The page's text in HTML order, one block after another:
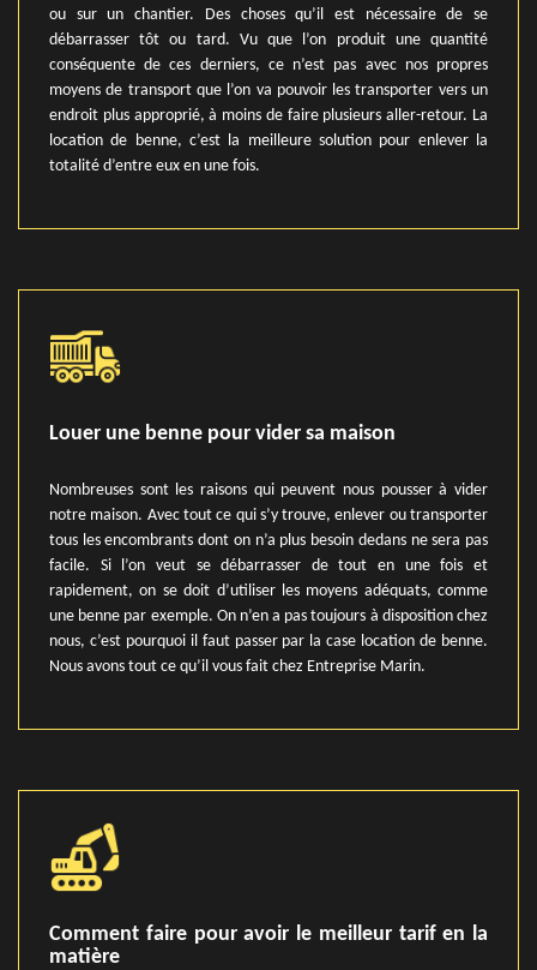
ou sur un chantier. Des choses qu’il est nécessaire de se
débarrasser tôt ou tard. Vu que l’on produit une quantité
conséquente de ces derniers, ce n’est pas avec nos propres
moyens de transport que l’on va pouvoir les transporter vers un
endroit plus approprié, à moins de faire plusieurs aller-retour. La
location de benne, c’est la meilleure solution pour enlever la
totalité d’entre eux en une fois.
Louer une benne pour vider sa maison
Nombreuses sont les raisons qui peuvent nous pousser à vider
notre maison. Avec tout ce qui s’y trouve, enlever ou transporter
tous les encombrants dont on n’a plus besoin dedans ne sera pas
facile. Si l’on veut se débarrasser de tout en une fois et
rapidement, on se doit d’utiliser les moyens adéquats, comme
une benne par exemple. On n’en a pas toujours à disposition chez
nous, c’est pourquoi il faut passer par la case location de benne.
Nous avons tout ce qu’il vous fait chez Entreprise Marin.
Comment faire pour avoir le meilleur tarif en la
matière